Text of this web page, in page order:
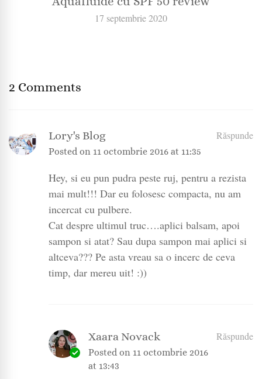
17 septembrie 2020
2 Comments
Lory's Blog
Posted on 11 octombrie 2016 at 11:35
Răspunde
Hey, si eu pun pudra peste ruj, pentru a rezista
mai mult!!! Dar eu folosesc compacta, nu am
incercat cu pulbere.
Cat despre ultimul truc….aplici balsam, apoi
sampon si atat? Sau dupa sampon mai aplici si
altceva??? Pe asta vreau sa o incerc de ceva
timp, dar mereu uit! :))
Xaara Novack
Posted on 11 octombrie 2016
at 13:43
Răspunde